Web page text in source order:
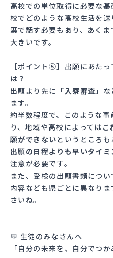
高校での単位取得に必要な
校でどのような高校生活を
葉で話す必要もあり、あく
大きいです。
［ポイント⑤］出願にあた
は？
出願より先に 「入寮審査」
ます。
約半数程度で、このような
り、地域や高校によっては こ
願ができないというところも
出願の日程よりも早いタイ
注意が必要です。
また、受検の出願書類につ
内容なども県ごとに異なり
さいね。
💬 生徒のみなさんへ
「自分の未来を、自分でつか